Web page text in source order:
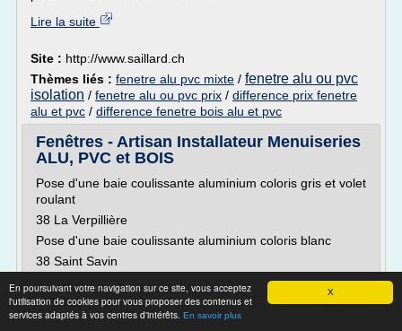
X
En poursuivant votre navigation sur ce site, vous acceptez
l'utilisation de cookies pour vous proposer des contenus et
services adaptés à vos centres d'intérêts. En savoir plus
Lire la suite
Site : http://www.saillard.ch
Thèmes liés : fenetre alu pvc mixte / fenetre alu ou pvc
isolation / fenetre alu ou pvc prix / difference prix fenetre
alu et pvc / difference fenetre bois alu et pvc
Fenêtres - Artisan Installateur Menuiseries
ALU, PVC et BOIS
Pose d'une baie coulissante aluminium coloris gris et volet
roulant
38 La Verpillière
Pose d'une baie coulissante aluminium coloris blanc
38 Saint Savin
Pose d'une baie coulissante mixte bois/alu coloris
extérieur vert
69 Bron